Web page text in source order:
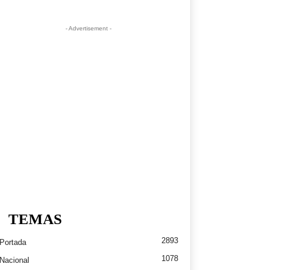
- Advertisement -
TEMAS
Portada 2893
Nacional 1078